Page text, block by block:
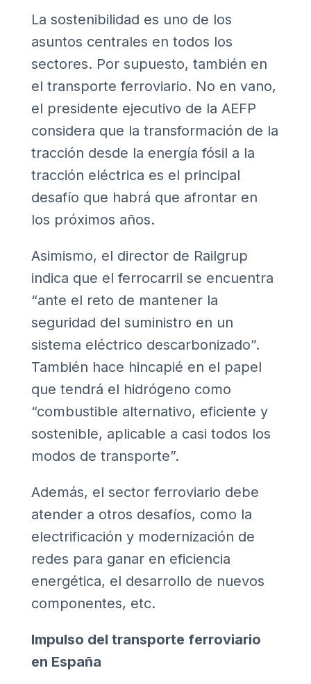
La sostenibilidad es uno de los
asuntos centrales en todos los
sectores. Por supuesto, también en
el transporte ferroviario. No en vano,
el presidente ejecutivo de la AEFP
considera que la transformación de la
tracción desde la energía fósil a la
tracción eléctrica es el principal
desafío que habrá que afrontar en
los próximos años.
Asimismo, el director de Railgrup
indica que el ferrocarril se encuentra
“ante el reto de mantener la
seguridad del suministro en un
sistema eléctrico descarbonizado”.
También hace hincapié en el papel
que tendrá el hidrógeno como
“combustible alternativo, eficiente y
sostenible, aplicable a casi todos los
modos de transporte”.
Además, el sector ferroviario debe
atender a otros desafíos, como la
electrificación y modernización de
redes para ganar en eficiencia
energética, el desarrollo de nuevos
componentes, etc.
Impulso del transporte ferroviario
en España